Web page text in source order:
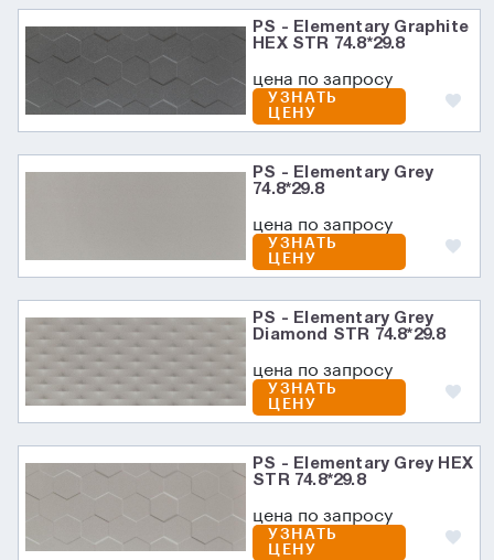
PS - Elementary Graphite
HEX STR 74.8*29.8
цена по запросу
УЗНАТЬ
ЦЕНУ
PS - Elementary Grey
74.8*29.8
цена по запросу
УЗНАТЬ
ЦЕНУ
PS - Elementary Grey
Diamond STR 74.8*29.8
цена по запросу
УЗНАТЬ
ЦЕНУ
PS - Elementary Grey HEX
STR 74.8*29.8
цена по запросу
УЗНАТЬ
ЦЕНУ